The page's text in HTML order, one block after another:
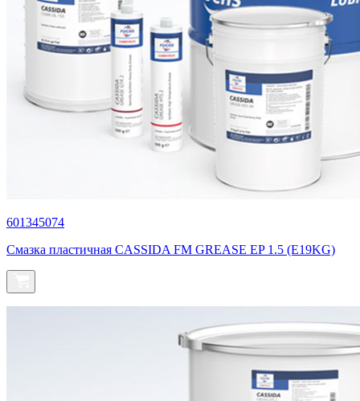
601345074
Смазка пластичная CASSIDA FM GREASE EP 1.5 (E19KG)